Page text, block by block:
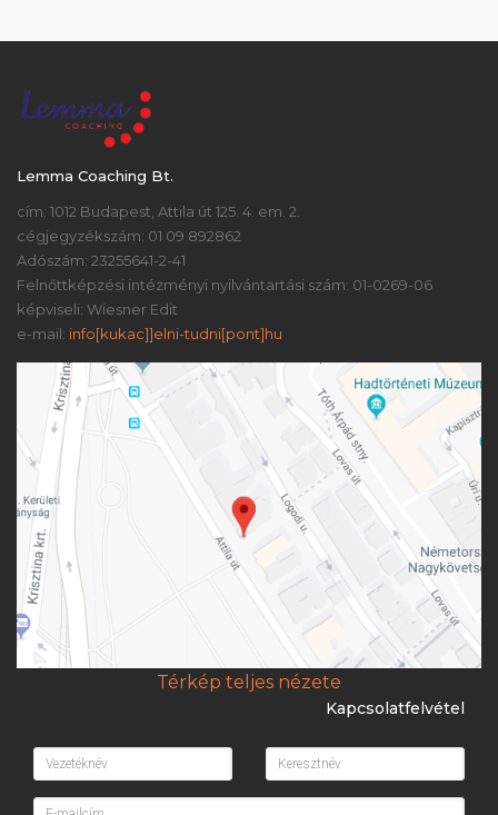
Lemma Coaching Bt.
cím: 1012 Budapest, Attila út 125. 4. em. 2.
cégjegyzékszám: 01 09 892862
Adószám: 23255641-2-41
Felnőttképzési intézményi nyilvántartási szám: 01-0269-06
képviseli: Wiesner Edit
e-mail: info[kukac]]elni-tudni[pont]hu
Térkép teljes nézete
Kapcsolatfelvétel